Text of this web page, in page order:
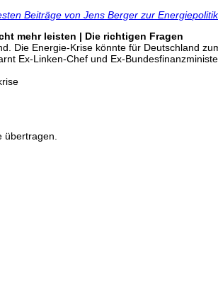
Beiträge von Jens Berger zur Energiepolitik
mehr leisten | Die richtigen Fragen
Die Energie-Krise könnte für Deutschland
Ex-Linken-Chef und Ex-
übertragen.